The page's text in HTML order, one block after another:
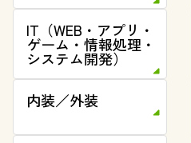
IT（WEB・アプリ・
ゲーム・情報処理・
システム開発）
内装／外装